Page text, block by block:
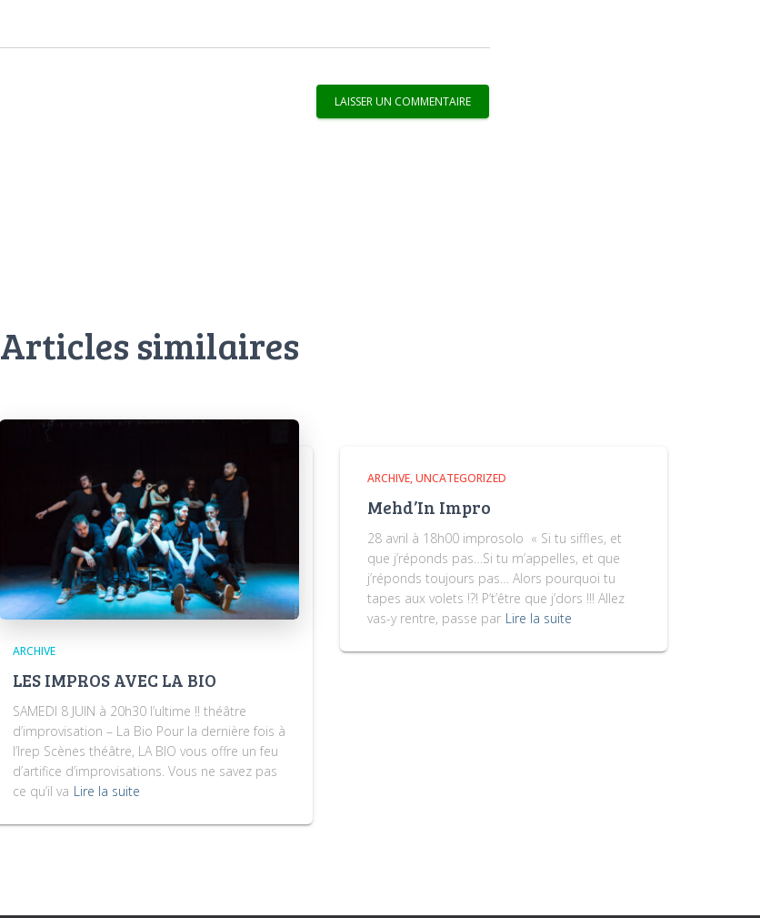
Articles similaires
ARCHIVE
LES IMPROS AVEC LA BIO
SAMEDI 8 JUIN à 20h30 l’ultime !! théâtre
d’improvisation – La Bio Pour la dernière fois à
l’Irep Scènes théâtre, LA BIO vous offre un feu
d’artifice d’improvisations. Vous ne savez pas
ce qu’il va Lire la suite
ARCHIVE UNCATEGORIZED
Mehd’In Impro
28 avril à 18h00 improsolo « Si tu siffles, et
que j’réponds pas…Si tu m’appelles, et que
j’réponds toujours pas… Alors pourquoi tu
tapes aux volets !?! P’t’être que j’dors !!! Allez
vas-y rentre, passe par Lire la suite